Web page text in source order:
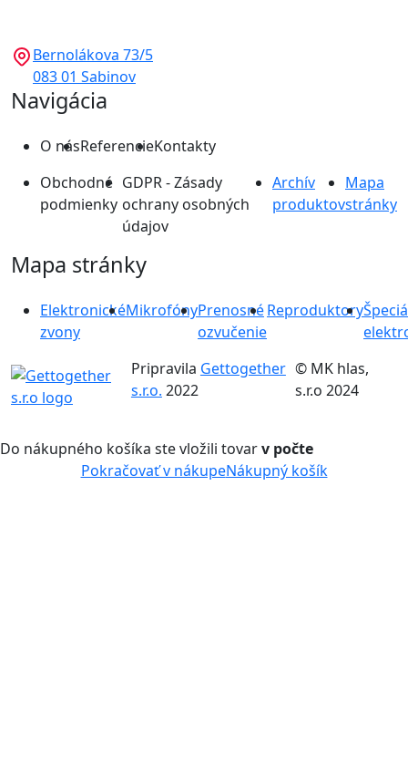
Bernolákova 73/5
083 01 Sabinov
Navigácia
O násReferencieKontakty
Obchodné
podmienky
GDPR - Zásady
ochrany osobných
údajov
Archív
produktov
Mapa
stránky
Mapa stránky
Elektronické
zvony
MikrofónyPrenosné
ozvučenie
Reproduktory
Pripravila Gettogether
s.r.o. 2022
© MK hlas,
s.r.o 2024
Do nákupného košíka ste vložili tovarv počte
Pokračovať v nákupeNákupný košík